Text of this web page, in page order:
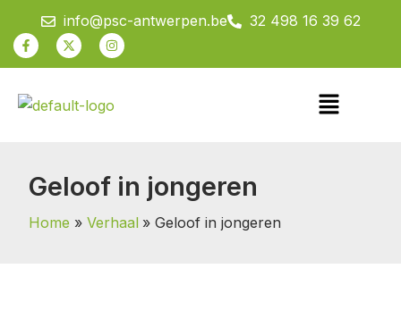
naar
info@psc-antwerpen.be 32 498 16 39 62
Facebook-
f
X-
twitter
Instagram
Menu
Geloof in jongeren
Home Verhaal Geloof in jongeren